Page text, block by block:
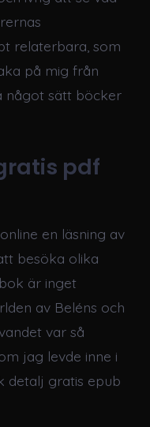
relaterbara, som
på mig från
något sätt böcker
pdf
en läsning av
besöka olika
är inget
av Beléns och
var så
jag levde inne i
detalj gratis epub